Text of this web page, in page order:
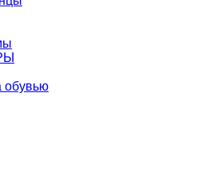
обувью